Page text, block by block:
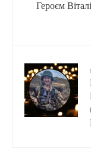
Героєм